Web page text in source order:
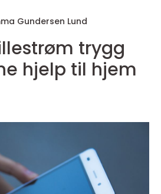
Gundersen Lund
trygg
hjelp til hjem